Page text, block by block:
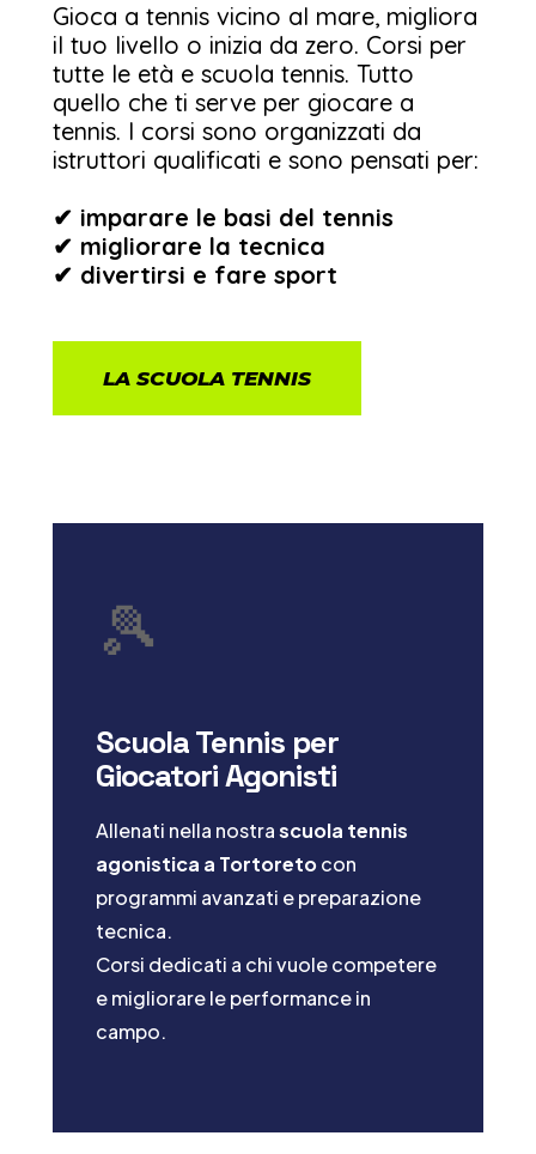
Gioca a tennis vicino al mare, migliora
il tuo livello o inizia da zero. Corsi per
tutte le età e scuola tennis. Tutto
quello che ti serve per giocare a
tennis. I corsi sono organizzati da
istruttori qualificati e sono pensati per:
✔ imparare le basi del tennis
✔ migliorare la tecnica
✔ divertirsi e fare sport
LA SCUOLA TENNIS
🎾
Scuola Tennis per
Giocatori Agonisti
Allenati nella nostrascuola tennis
agonistica a Tortoretocon
programmi avanzati e preparazione
tecnica.
Corsi dedicati a chi vuole competere
e migliorare le performance in
campo.